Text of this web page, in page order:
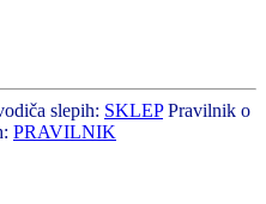
slepih: SKLEPPravilnik o
PRAVILNIK